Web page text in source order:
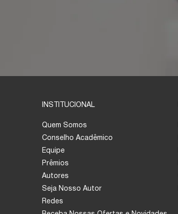
INSTITUCIONAL
Quem Somos
Conselho Acadêmico
Equipe
Prêmios
Autores
Seja Nosso Autor
Redes